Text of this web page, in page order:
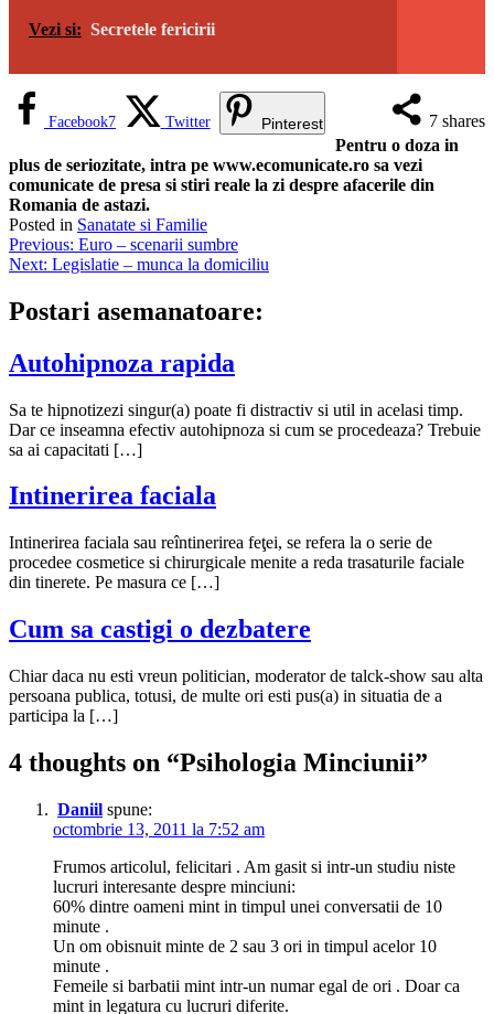
Vezi si: Secretele fericirii
7 shares
Facebook7 Twitter Pinterest
Pentru o doza in
plus de seriozitate, intra pe www.ecomunicate.ro sa vezi
comunicate de presa si stiri reale la zi despre afacerile din
Romania de astazi.
Posted in Sanatate si Familie
Navigare
în
articole
Previous: Euro – scenarii sumbre
Next: Legislatie – munca la domiciliu
Postari asemanatoare:
Autohipnoza rapida
Sa te hipnotizezi singur(a) poate fi distractiv si util in acelasi timp.
Dar ce inseamna efectiv autohipnoza si cum se procedeaza? Trebuie
sa ai capacitati […]
Intinerirea faciala
Intinerirea faciala sau reîntinerirea feţei, se refera la o serie de
procedee cosmetice si chirurgicale menite a reda trasaturile faciale
din tinerete. Pe masura ce […]
Cum sa castigi o dezbatere
Chiar daca nu esti vreun politician, moderator de talck-show sau alta
persoana publica, totusi, de multe ori esti pus(a) in situatia de a
participa la […]
4 thoughts on “Psihologia Minciunii”
Daniil spune:
octombrie 13, 2011 la 7:52 am
Frumos articolul, felicitari . Am gasit si intr-un studiu niste
lucruri interesante despre minciuni:
60% dintre oameni mint in timpul unei conversatii de 10
minute .
Un om obisnuit minte de 2 sau 3 ori in timpul acelor 10
minute .
Femeile si barbatii mint intr-un numar egal de ori . Doar ca
mint in legatura cu lucruri diferite.